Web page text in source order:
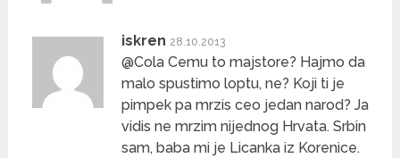
iskren 28.10.2013
@Cola Cemu to majstore? Hajmo da
malo spustimo loptu, ne? Koji ti je
pimpek pa mrzis ceo jedan narod? Ja
vidis ne mrzim nijednog Hrvata. Srbin
sam, baba mi je Licanka iz Korenice.